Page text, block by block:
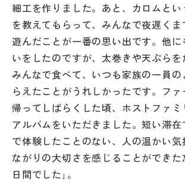
細工を作りました。あと、カロムとい
を教えてもらって、みんなで夜遅く
遊んだことが一番の思い出です。他
いをしたのですが、太巻きや天ぷら
みんなで食べて、いつも家族の一員の
らえたことがうれしかったです。ファ
帰ってしばらくした頃、ホストファミ
アルバムをいただきました。短い滞在
で体験したことのない、人の温かい
ながりの大切さを感じることができた
日間でした｣。